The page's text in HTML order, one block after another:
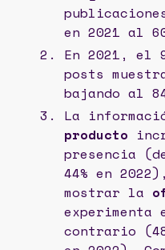
en 2021 al
En 2021, el
posts
bajando al
La
producto
presencia
44% en
mostrar la
experimenta
contrario